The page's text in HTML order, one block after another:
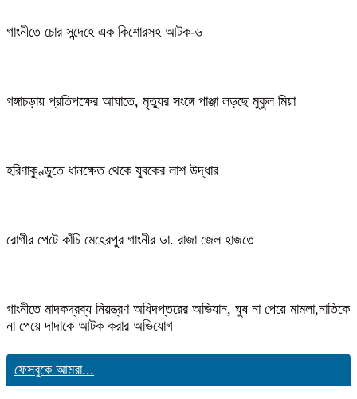
গাংনীতে চোর সন্দেহে এক কিশোরসহ আটক-৬
গঙ্গাচড়ায় প্রতিপক্ষের আঘাতে, মৃত্যুর সংঙ্গে পাঞ্জা লড়ছে মুকুল মিয়া
হরিণাকুণ্ডুতে ধানক্ষেত থেকে যুবকের লাশ উদ্ধার
রোগীর পেটে কাঁচি মেহেরপুর গাংনীর ডা. রাজা জেল হাজতে
গাংনীতে মাদকদ্রব্য নিয়ন্ত্রণ অধিদপ্তরের অভিযান, ঘুষ না পেয়ে মামলা,নাতিকে
না পেয়ে দাদাকে আটক করার অভিযোগ
ফেসবুকে আমরা...